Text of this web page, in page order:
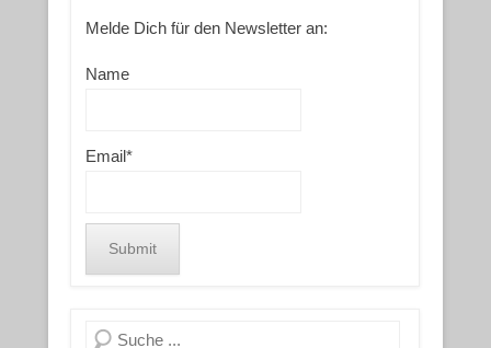
Melde Dich für den Newsletter an:
Name
Email*
Search